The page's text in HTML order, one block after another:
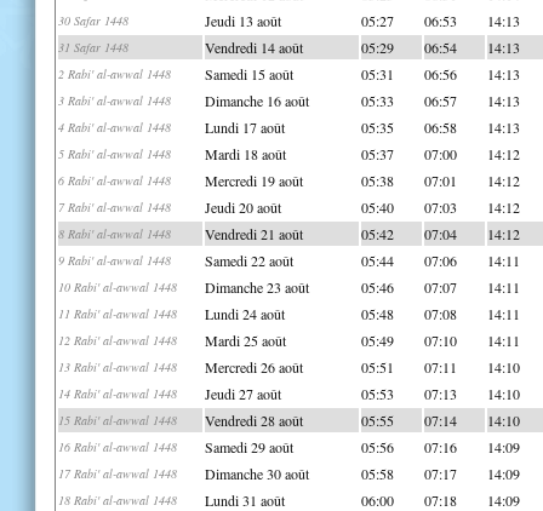
30 Safar 1448 Jeudi 13 août 05:27 06:53 14:13
31 Safar 1448 Vendredi 14 août 05:29 06:54 14:13
2 Rabi' al-awwal 1448 Samedi 15 août 05:31 06:56 14:13
3 Rabi' al-awwal 1448 Dimanche 16 août 05:33 06:57 14:13
4 Rabi' al-awwal 1448 Lundi 17 août 05:35 06:58 14:13
5 Rabi' al-awwal 1448 Mardi 18 août 05:37 07:00 14:12
6 Rabi' al-awwal 1448 Mercredi 19 août 05:38 07:01 14:12
7 Rabi' al-awwal 1448 Jeudi 20 août 05:40 07:03 14:12
8 Rabi' al-awwal 1448 Vendredi 21 août 05:42 07:04 14:12
9 Rabi' al-awwal 1448 Samedi 22 août 05:44 07:06 14:11
10 Rabi' al-awwal 1448 Dimanche 23 août 05:46 07:07 14:11
11 Rabi' al-awwal 1448 Lundi 24 août 05:48 07:08 14:11
12 Rabi' al-awwal 1448 Mardi 25 août 05:49 07:10 14:11
13 Rabi' al-awwal 1448 Mercredi 26 août 05:51 07:11 14:10
14 Rabi' al-awwal 1448 Jeudi 27 août 05:53 07:13 14:10
15 Rabi' al-awwal 1448 Vendredi 28 août 05:55 07:14 14:10
16 Rabi' al-awwal 1448 Samedi 29 août 05:56 07:16 14:09
17 Rabi' al-awwal 1448 Dimanche 30 août 05:58 07:17 14:09
18 Rabi' al-awwal 1448 Lundi 31 août 06:00 07:18 14:09